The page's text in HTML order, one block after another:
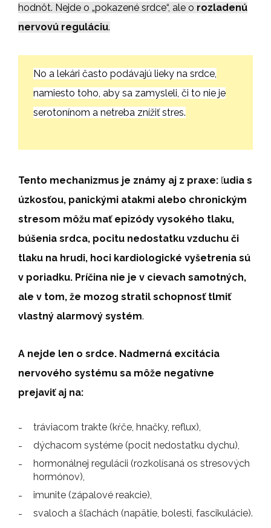
hodnôt. Nejde o „pokazené srdce“, ale o rozladenú
nervovú reguláciu.
No a lekári často podávajú lieky na srdce,
namiesto toho, aby sa zamysleli, či to nie je
serotonínom a netreba znížiť stres.
Tento mechanizmus je známy aj z praxe: ľudia s
úzkosťou, panickými atakmi alebo chronickým
stresom môžu mať epizódy vysokého tlaku,
búšenia srdca, pocitu nedostatku vzduchu či
tlaku na hrudi, hoci kardiologické vyšetrenia sú
v poriadku. Príčina nie je v cievach samotných,
ale v tom, že mozog stratil schopnosť tlmiť
vlastný alarmový systém.
A nejde len o srdce. Nadmerná excitácia
nervového systému sa môže negatívne
prejaviť aj na:
tráviacom trakte (kŕče, hnačky, reflux),
dýchacom systéme (pocit nedostatku dychu),
hormonálnej regulácii (rozkolísaná os stresových
hormónov),
imunite (zápalové reakcie),
svaloch a šľachách (napätie, bolesti, fascikulácie).